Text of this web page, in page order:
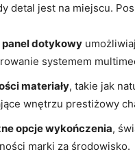
detal jest na miejscu.
dotykowy
systemem
materiały, takie jak
wnętrzu prestiżowy
opcje wykończenia,
marki za środowisko.